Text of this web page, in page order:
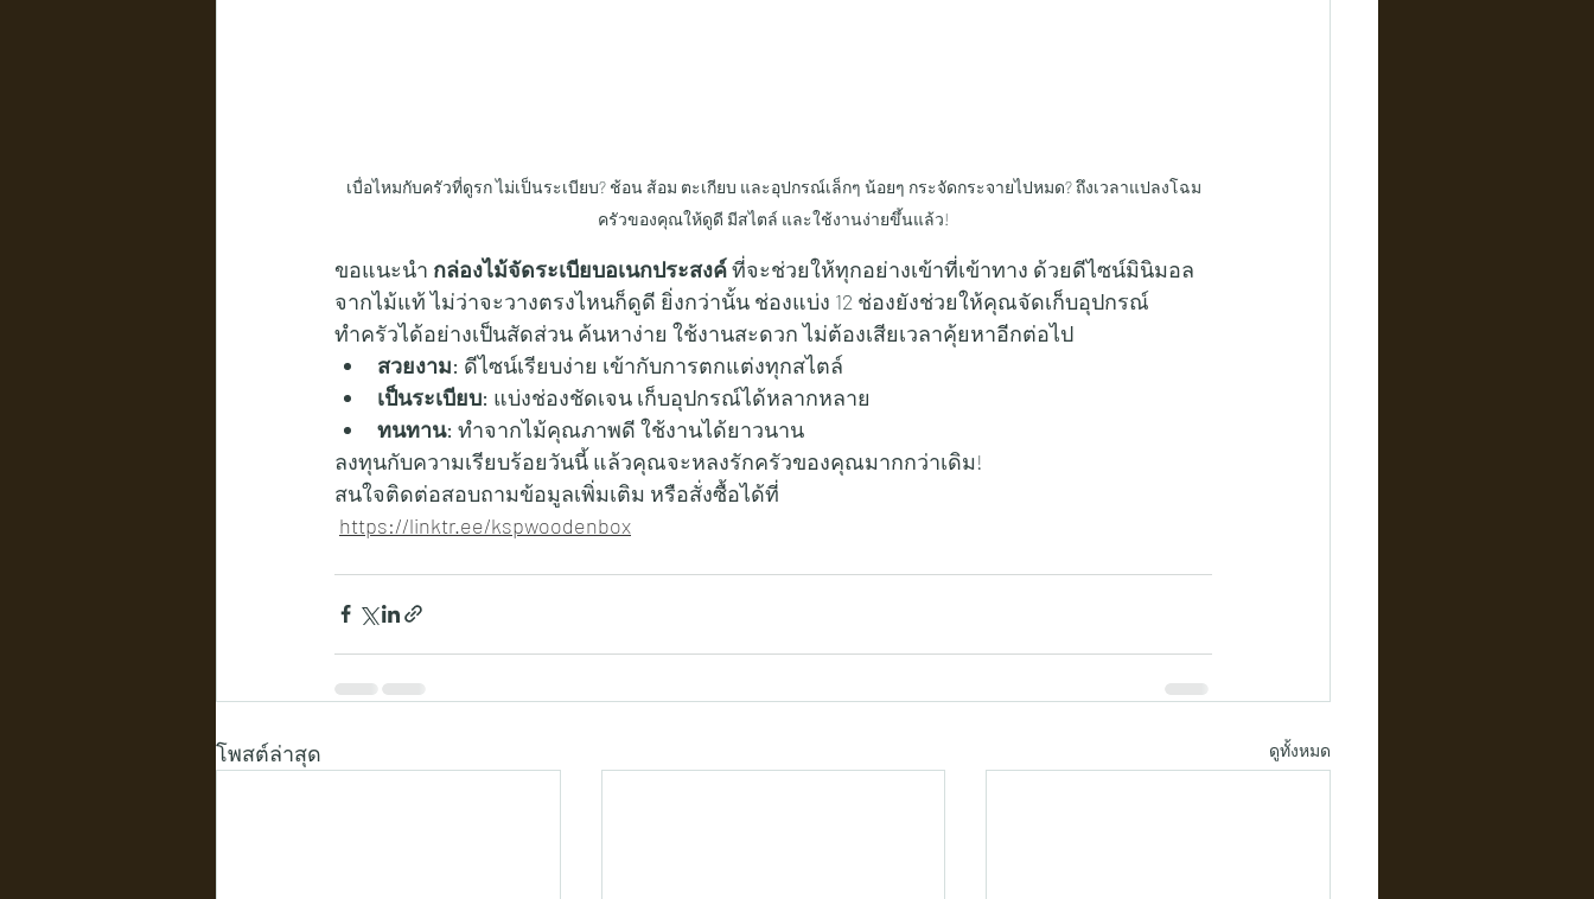
เบื่อไหมกับครัวที่ดูรก ไม่เป็นระเบียบ? ช้อน ส้อม ตะเกียบ และอุปกรณ์เล็กๆ น้อยๆ กระจัดกระจายไปหมด? ถึงเวลาแปลงโฉม
ครัวของคุณให้ดูดี มีสไตล์ และใช้งานง่ายขึ้นแล้ว!
ขอแนะนำ กล่องไม้จัดระเบียบอเนกประสงค์ ที่จะช่วยให้ทุกอย่างเข้าที่เข้าทาง ด้วยดีไซน์มินิมอล
จากไม้แท้ ไม่ว่าจะวางตรงไหนก็ดูดี ยิ่งกว่านั้น ช่องแบ่ง 12 ช่องยังช่วยให้คุณจัดเก็บอุปกรณ์
ทำครัวได้อย่างเป็นสัดส่วน ค้นหาง่าย ใช้งานสะดวก ไม่ต้องเสียเวลาคุ้ยหาอีกต่อไป
สวยงาม: ดีไซน์เรียบง่าย เข้ากับการตกแต่งทุกสไตล์
เป็นระเบียบ: แบ่งช่องชัดเจน เก็บอุปกรณ์ได้หลากหลาย
ทนทาน: ทำจากไม้คุณภาพดี ใช้งานได้ยาวนาน
ลงทุนกับความเรียบร้อยวันนี้ แล้วคุณจะหลงรักครัวของคุณมากกว่าเดิม!
สนใจติดต่อสอบถามข้อมูลเพิ่มเติม หรือสั่งซื้อได้ที่
https://linktr.ee/kspwoodenbox
โพสต์ล่าสุด ดูทั้งหมด